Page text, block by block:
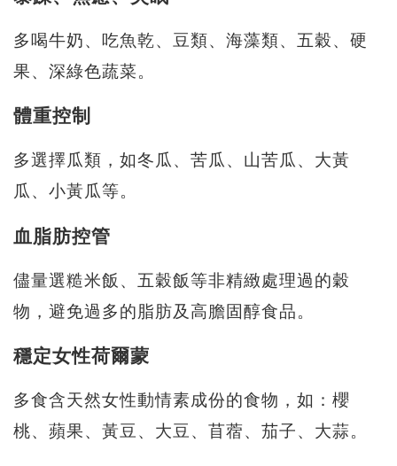
多喝牛奶、吃魚乾、豆類、海藻類、五穀、硬
果、深綠色蔬菜。
體重控制
多選擇瓜類，如冬瓜、苦瓜、山苦瓜、大黃
瓜、小黃瓜等。
血脂肪控管
儘量選糙米飯、五穀飯等非精緻處理過的穀
物，避免過多的脂肪及高膽固醇食品。
穩定女性荷爾蒙
多食含天然女性動情素成份的食物，如：櫻
桃、蘋果、黃豆、大豆、苜蓿、茄子、大蒜。